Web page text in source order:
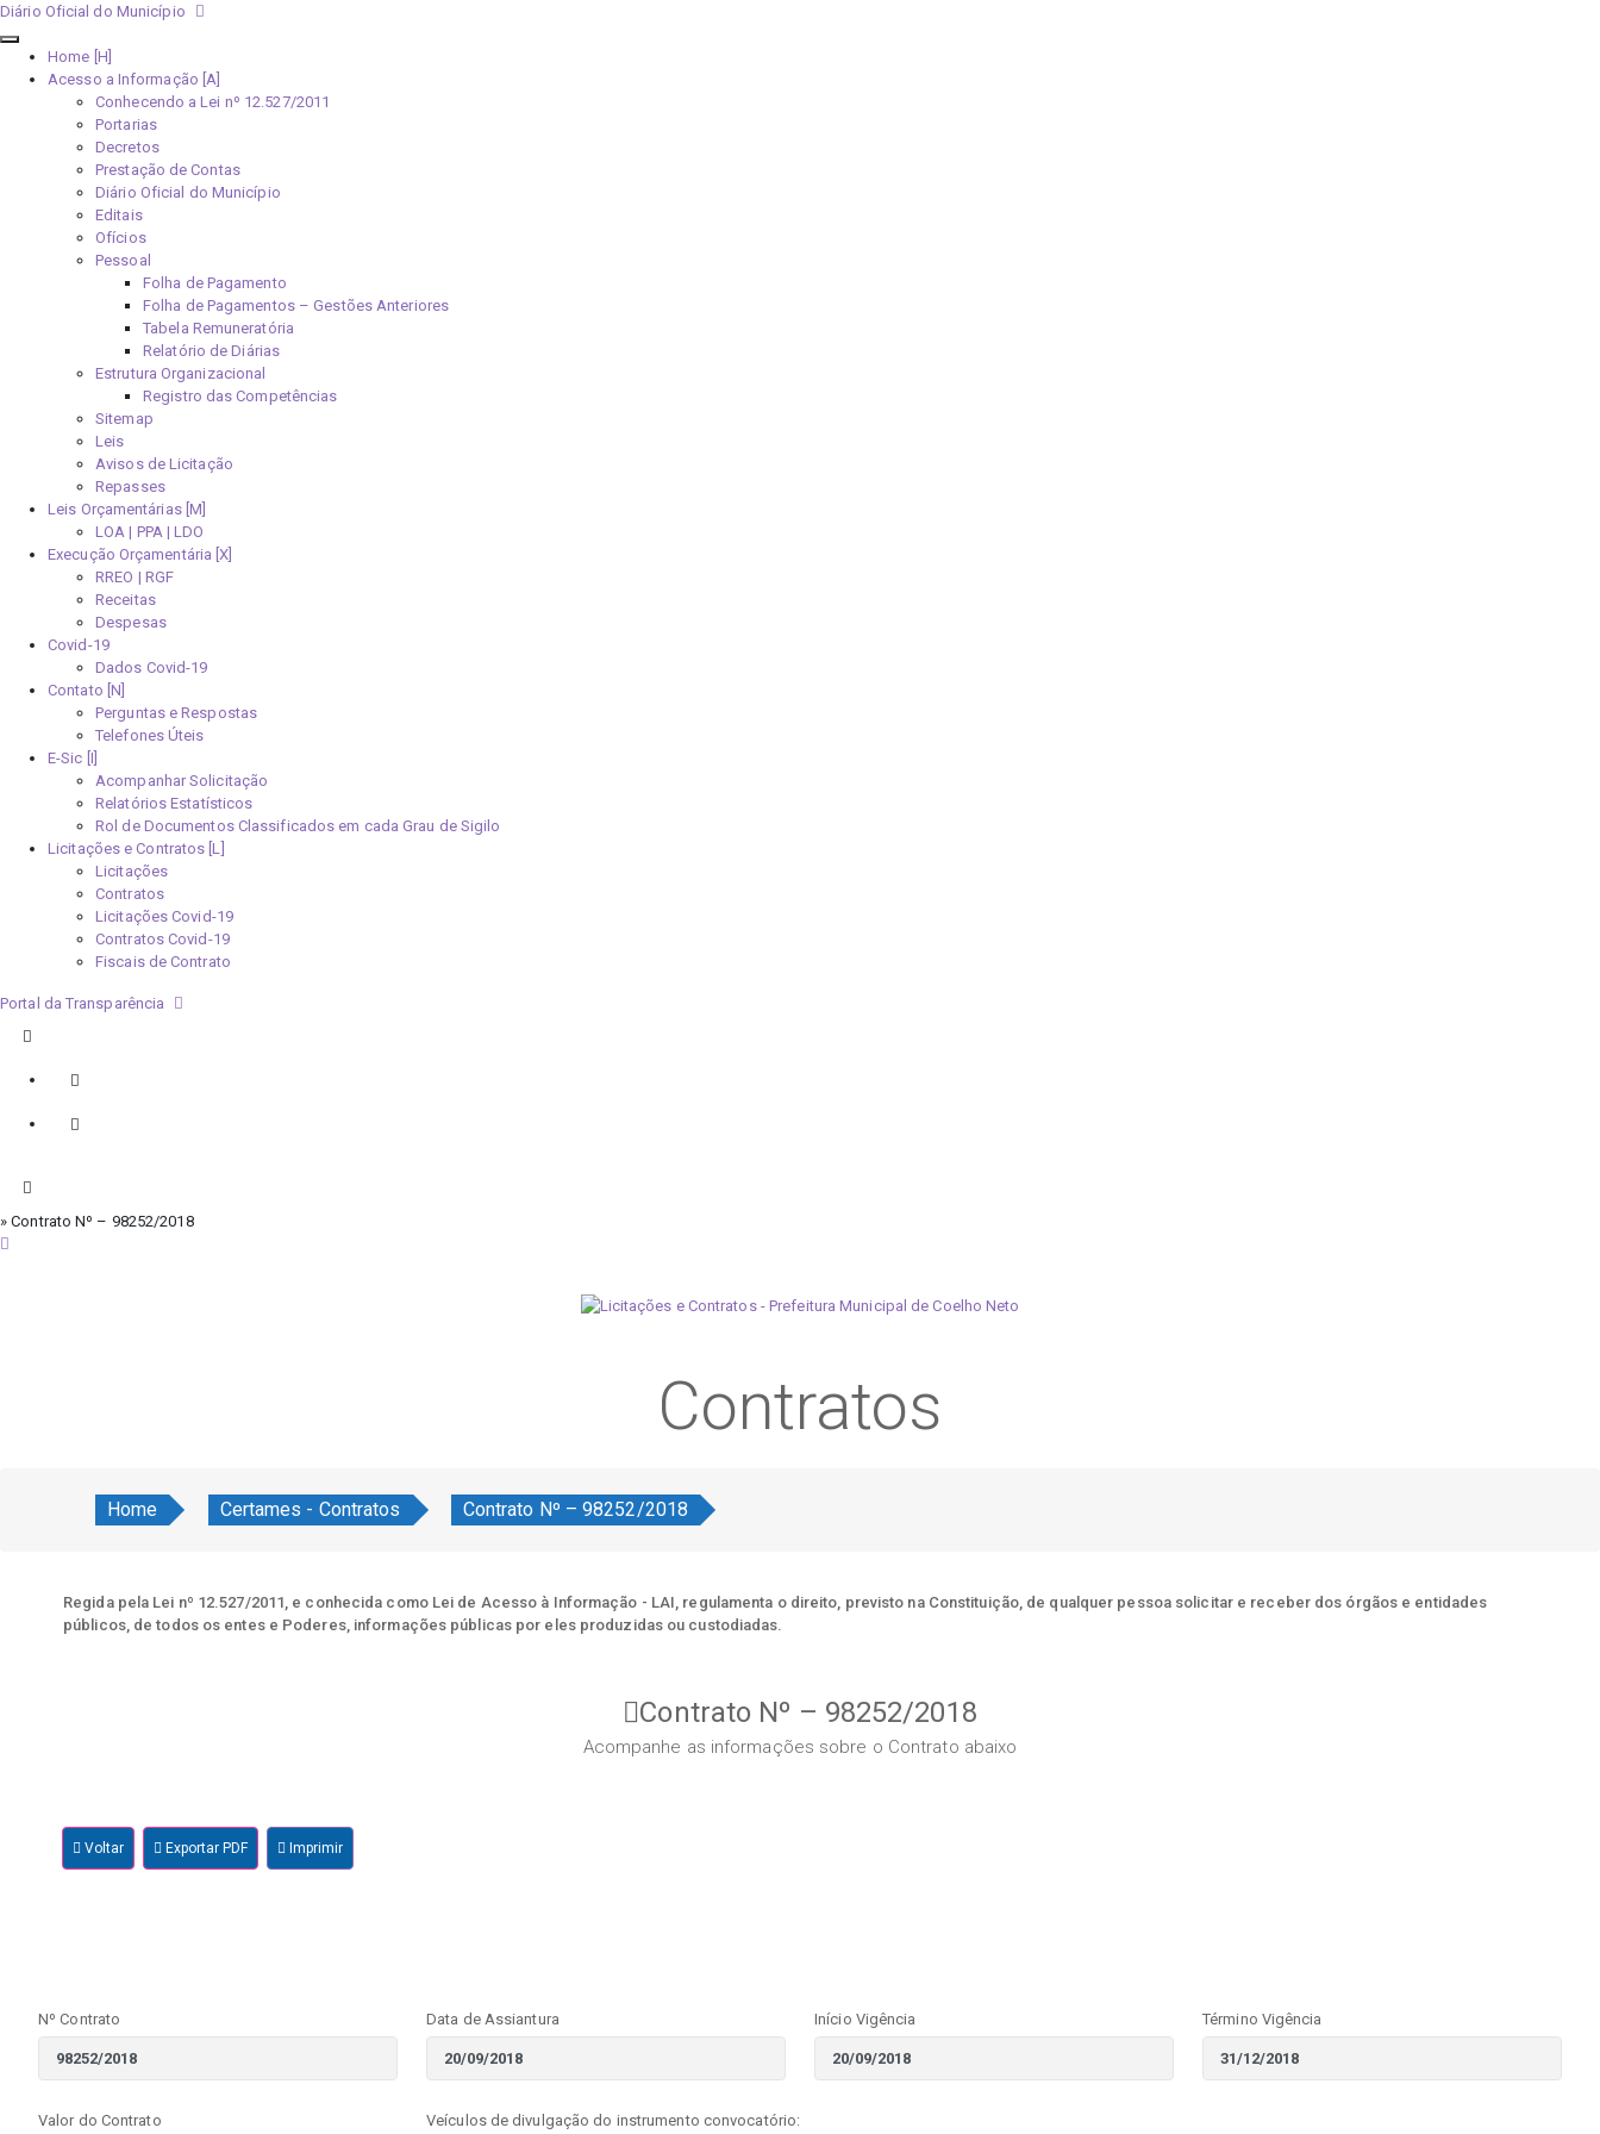
Diário Oficial do Município
Home [H]
Acesso a Informação [A]
Conhecendo a Lei nº 12.527/2011
Portarias
Decretos
Prestação de Contas
Diário Oficial do Município
Editais
Ofícios
Pessoal
Folha de Pagamento
Folha de Pagamentos – Gestões Anteriores
Tabela Remuneratória
Relatório de Diárias
Estrutura Organizacional
Registro das Competências
Sitemap
Leis
Avisos de Licitação
Repasses
Leis Orçamentárias [M]
LOA | PPA | LDO
Execução Orçamentária [X]
RREO | RGF
Receitas
Despesas
Covid-19
Dados Covid-19
Contato [N]
Perguntas e Respostas
Telefones Úteis
E-Sic [I]
Acompanhar Solicitação
Relatórios Estatísticos
Rol de Documentos Classificados em cada Grau de Sigilo
Licitações e Contratos [L]
Licitações
Contratos
Licitações Covid-19
Contratos Covid-19
Fiscais de Contrato
Portal da Transparência
» Contrato Nº – 98252/2018
Contratos
Home Certames - Contratos Contrato Nº – 98252/2018
Regida pela Lei nº 12.527/2011, e conhecida como Lei de Acesso à Informação - LAI, regulamenta o direito, previsto na Constituição, de qualquer pessoa solicitar e receber dos órgãos e entidades
públicos, de todos os entes e Poderes, informações públicas por eles produzidas ou custodiadas.
Contrato Nº – 98252/2018
Acompanhe as informações sobre o Contrato abaixo
Voltar Exportar PDF Imprimir
Nº Contrato Data de Assiantura Início Vigência Término Vigência
Valor do Contrato Veículos de divulgação do instrumento convocatório: